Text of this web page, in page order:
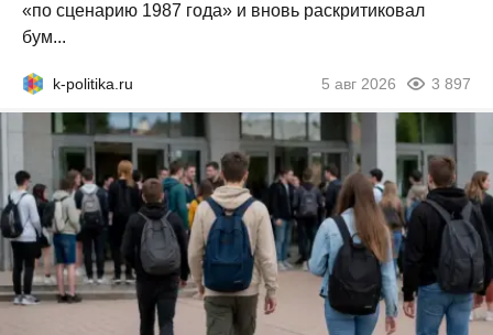
«по сценарию 1987 года» и вновь раскритиковал
бум...
k-politika.ru 5 авг 2026 3 897